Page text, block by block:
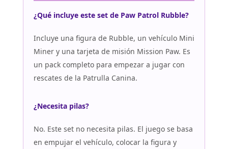
¿Qué incluye este set de Paw Patrol Rubble?
Incluye una figura de Rubble, un vehículo Mini
Miner y una tarjeta de misión Mission Paw. Es
un pack completo para empezar a jugar con
rescates de la Patrulla Canina.
¿Necesita pilas?
No. Este set no necesita pilas. El juego se basa
en empujar el vehículo, colocar la figura y